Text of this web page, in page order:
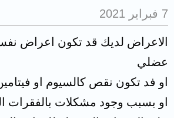
7 فبراير 2021
الاعراض لديك قد تكون اعراض
عضلي
او فد تكون نقص كالسيوم او
او بسبب وجود مشكلات بالفقرات